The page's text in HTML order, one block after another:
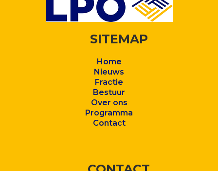
SITEMAP
Home
Nieuws
Fractie
Bestuur
Over ons
Programma
Contact